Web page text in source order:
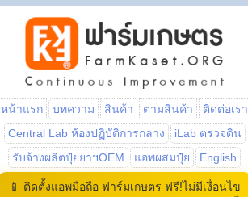
หน้าแรก บทความ สินค้า ตามสินค้า
ติดต่อเรา
Central Lab ห้องปฏิบัติการกลาง
iLab ตรวจดิน
รับจ้างผลิตปุ๋ยยาฯOEM
แอพผสมปุ๋ย English
📱 ติดตั้งแอพมือถือ ฟาร์มเกษตร ฟรี!ไม่มีเงื่อนไข